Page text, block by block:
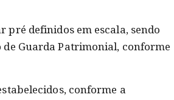
definidos em escala, sendo
de Guarda Patrimonial, conforme
conforme a